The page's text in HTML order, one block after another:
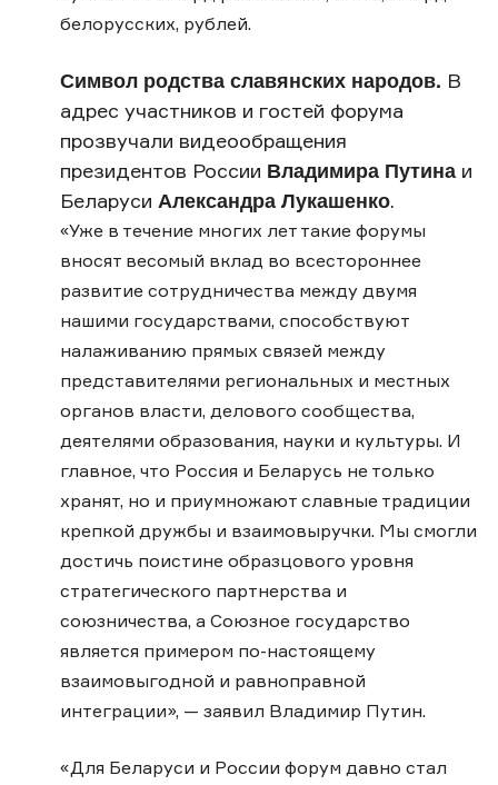
белорусских, рублей.
Символ родства славянских народов. В
адрес участников и гостей форума
прозвучали видеообращения
президентов России Владимира Путинаи
Беларуси Александра Лукашенко.
«Уже в течение многих лет такие форумы
вносят весомый вклад во всестороннее
развитие сотрудничества между двумя
нашими государствами, способствуют
налаживанию прямых связей между
представителями региональных и местных
органов власти, делового сообщества,
деятелями образования, науки и культуры. И
главное, что Россия и Беларусь не только
хранят, но и приумножают славные традиции
крепкой дружбы и взаимовыручки. Мы смогли
достичь поистине образцового уровня
стратегического партнерства и
союзничества, а Союзное государство
является примером по-настоящему
взаимовыгодной и равноправной
интеграции», — заявил Владимир Путин.
«Для Беларуси и России форум давно стал